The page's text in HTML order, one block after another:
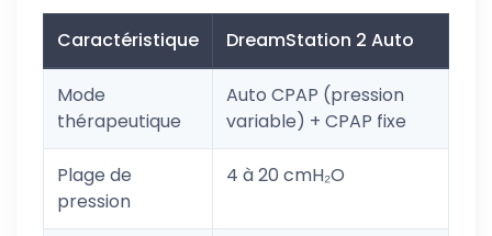
Caractéristique DreamStation 2 Auto
Mode
thérapeutique
Auto CPAP (pression
variable) + CPAP fixe
Plage de
pression
4 à 20 cmH₂O